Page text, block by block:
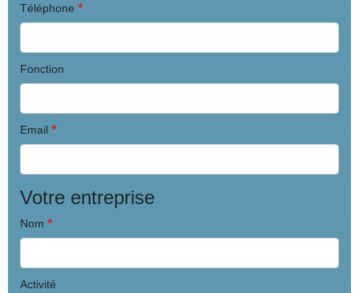
Téléphone *
Fonction
Email *
Votre entreprise
Nom *
Activité